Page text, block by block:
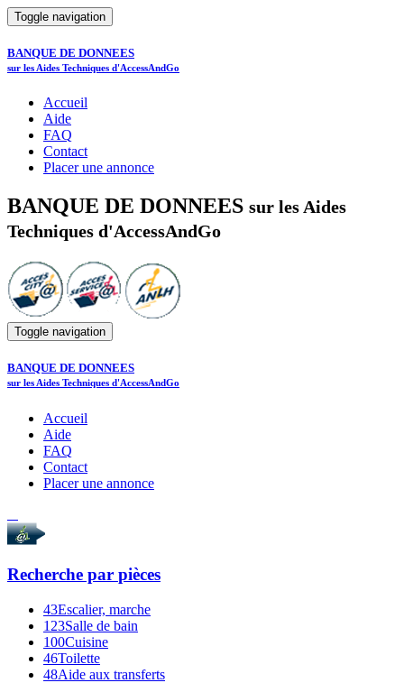
Toggle navigation
BANQUE DE DONNEES
sur les Aides Techniques d'AccessAndGo
Accueil
Aide
FAQ
Contact
Placer une annonce
BANQUE DE DONNEES sur les Aides
Techniques d'AccessAndGo
Toggle navigation
BANQUE DE DONNEES
sur les Aides Techniques d'AccessAndGo
Accueil
Aide
FAQ
Contact
Placer une annonce
Recherche par pièces
43Escalier, marche
123Salle de bain
100Cuisine
46Toilette
48Aide aux transferts